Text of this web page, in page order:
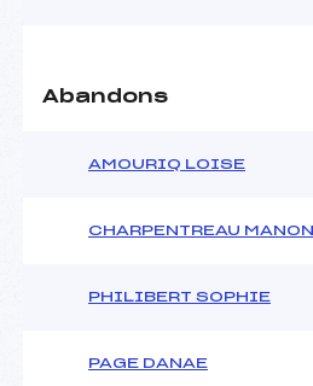
Abandons
AMOURIQ LOISE
CHARPENTREAU MANON
PHILIBERT SOPHIE
PAGE DANAE